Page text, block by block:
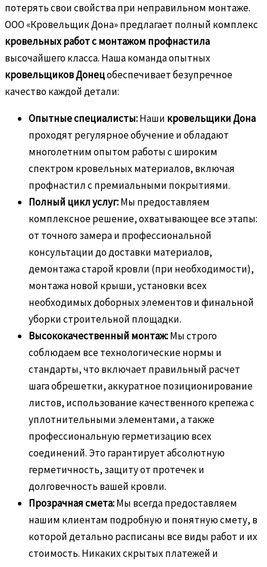
потерять свои свойства при неправильном монтаже.
ООО «Кровельщик Дона» предлагает полный комплекс
кровельных работ с монтажом профнастила
высочайшего класса. Наша команда опытных
кровельщиков Донецобеспечивает безупречное
качество каждой детали:
Опытные специалисты:Наши кровельщики Дона
проходят регулярное обучение и обладают
многолетним опытом работы с широким
спектром кровельных материалов, включая
профнастил с премиальными покрытиями.
Полный цикл услуг:Мы предоставляем
комплексное решение, охватывающее все этапы:
от точного замера и профессиональной
консультации до доставки материалов,
демонтажа старой кровли (при необходимости),
монтажа новой крыши, установки всех
необходимых доборных элементов и финальной
уборки строительной площадки.
Высококачественный монтаж:Мы строго
соблюдаем все технологические нормы и
стандарты, что включает правильный расчет
шага обрешетки, аккуратное позиционирование
листов, использование качественного крепежа с
уплотнительными элементами, а также
профессиональную герметизацию всех
соединений. Это гарантирует абсолютную
герметичность, защиту от протечек и
долговечность вашей кровли.
Прозрачная смета:Мы всегда предоставляем
нашим клиентам подробную и понятную смету, в
которой детально расписаны все виды работ и их
стоимость. Никаких скрытых платежей и